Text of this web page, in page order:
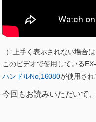
（↑上手く表示されない場合
このビデオで使用している
ハンドルNo,16080が使用され
今回もお読みいただいて